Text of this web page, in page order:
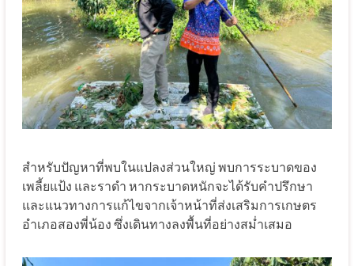
สำหรับปัญหาที่พบในแปลงส่วนใหญ่ พบการระบาดของ
เพลี้ยแป้ง และราดำ หากระบาดหนักจะได้รับคำปรึกษา
และแนวทางการแก้ไขจากเจ้าหน้าที่ส่งเสริมการเกษตร
อำเภอสองพี่น้อง ซึ่งเดินทางลงพื้นที่อย่างสม่ำเสมอ